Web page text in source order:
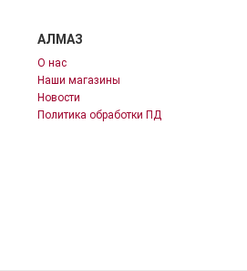
АЛМАЗ
О нас
Наши магазины
Новости
Политика обработки ПД